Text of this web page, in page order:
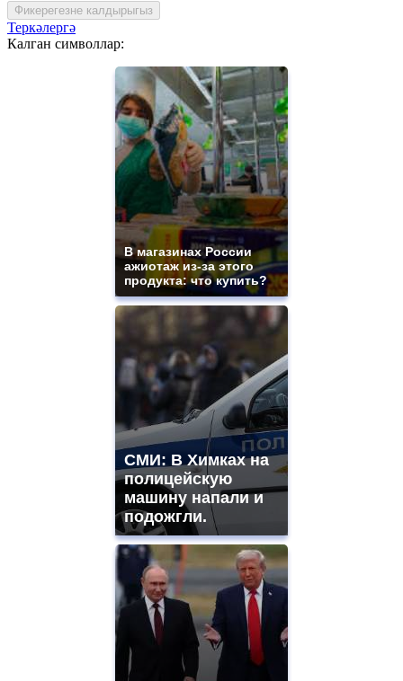
Фикерегезне калдырыгыз
Теркәлергә
Калган символлар:
В магазинах России
ажиотаж из-за этого
продукта: что купить?
СМИ: В Химках на
полицейскую
машину напали и
подожгли.